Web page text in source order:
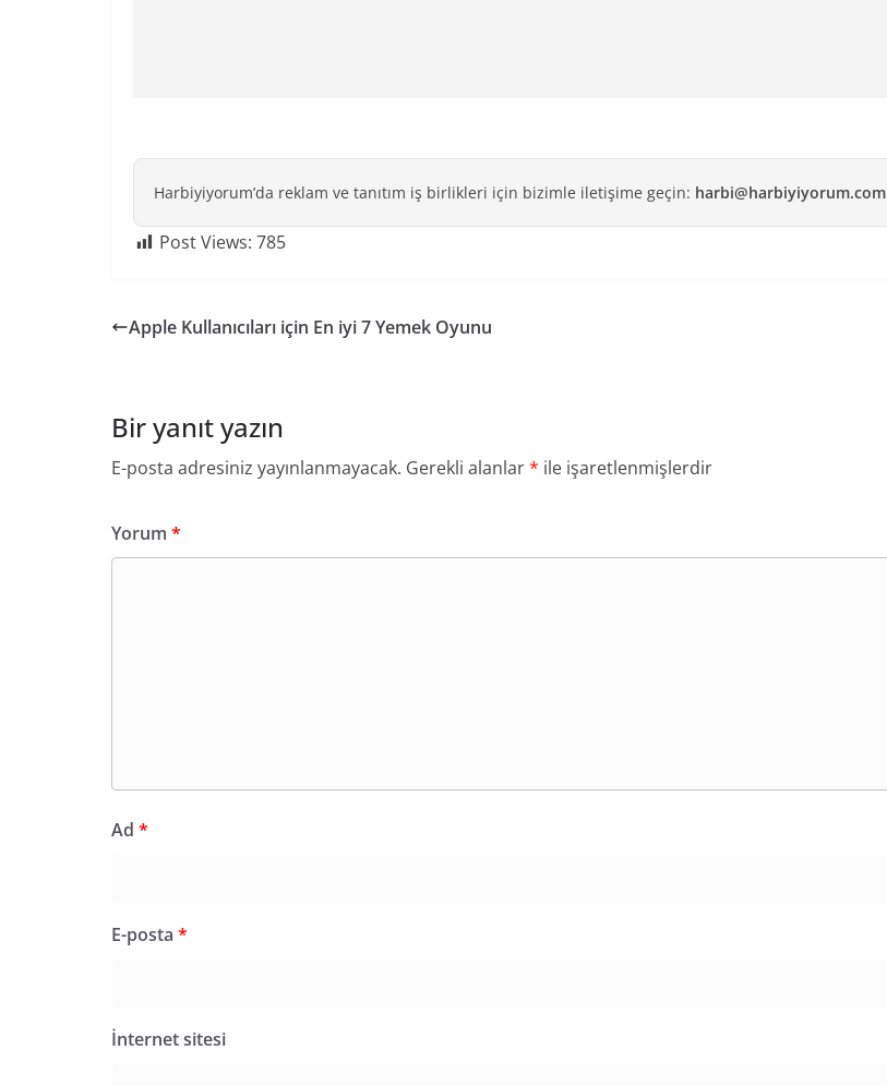
Harbiyiyorum’da reklam ve tanıtım iş birlikleri için bizimle iletişime geçin: harbi@harbiyiyorum.com
Post Views: 785
Apple Kullanıcıları için En iyi 7 Yemek Oyunu
Bir yanıt yazın
E-posta adresiniz yayınlanmayacak. Gerekli alanlar* ile işaretlenmişlerdir
Yorum *
Ad *
E-posta *
İnternet sitesi